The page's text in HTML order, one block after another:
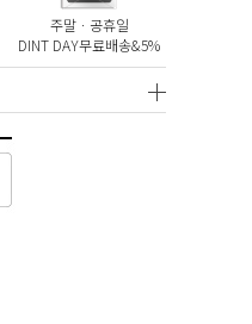
주말ㆍ공휴일
DINT DAY무료배송&5%